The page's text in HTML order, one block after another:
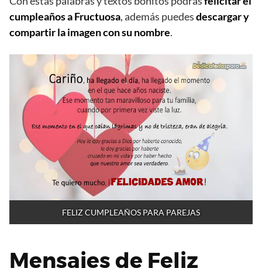
cumpleaños a Fructuosa, además puedesdescargar y
compartir la imagen con su nombre.
FELIZ CUMPLEAÑOS PARA PAREJAS
Mensajes de Feliz